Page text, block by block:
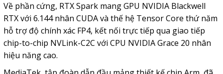
Về phần cứng, RTX Spark mang GPU NVIDIA Blackwell
RTX với 6.144 nhân CUDA và thế hệ Tensor Core thứ năm
hỗ trợ độ chính xác FP4, kết nối trực tiếp qua giao tiếp
chip-to-chip NVLink-C2C với CPU NVIDIA Grace 20 nhân
hiệu năng cao.